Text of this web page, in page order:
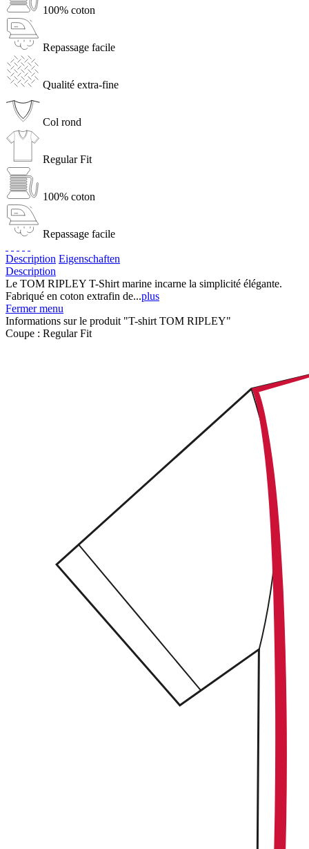
100% coton
Repassage facile
Qualité extra-fine
Col rond
Regular Fit
100% coton
Repassage facile
Description Eigenschaften
Description
Le TOM RIPLEY T-Shirt marine incarne la simplicité élégante.
Fabriqué en coton extrafin de...plus
Fermer menu
Informations sur le produit "T-shirt TOM RIPLEY"
Coupe : Regular Fit